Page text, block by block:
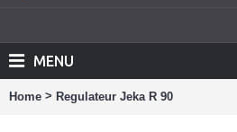
MENU
Home > Regulateur Jeka R 90